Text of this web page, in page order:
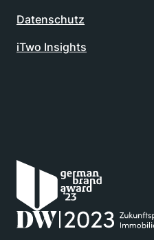
Datenschutz
iTwo Insights